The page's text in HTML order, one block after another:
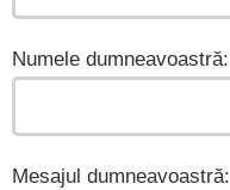
Numele dumneavoastră:
Mesajul dumneavoastră: